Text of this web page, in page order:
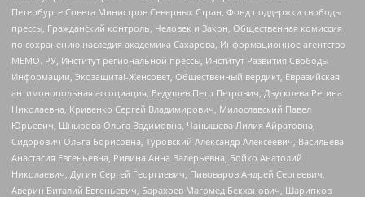
Петербурге Совета Министров Северных Стран, Фонд поддержки свободы
прессы, Гражданский контроль, Человек и Закон, Общественная комиссия
по сохранению наследия академика Сахарова, Информационное агентство
МЕМО. РУ, Институт региональной прессы, Институт Развития Свободы
Информации, Экозащита!-Женсовет, Общественный вердикт, Евразийская
антимонопольная ассоциация, Бедушев Петр Петрович, Дзугкоева Регина
Николаевна, Кривенко Сергей Владимирович, Милославский Павел
Юрьевич, Шнырова Ольга Вадимовна, Чанышева Лилия Айратовна,
Сидорович Ольга Борисовна, Туровский Александр Алексеевич, Васильева
Анастасия Евгеньевна, Ривина Анна Валерьевна, Бойко Анатолий
Николаевич, Дугин Сергей Георгиевич, Пивоваров Андрей Сергеевич,
Аверин Виталий Евгеньевич, Барахоев Магомед Бекханович, Шарипков